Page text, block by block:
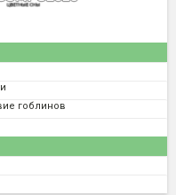
гоблинов